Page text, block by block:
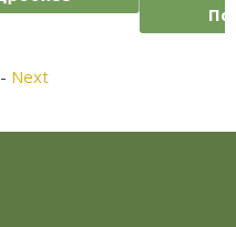
Подробнее
- Next